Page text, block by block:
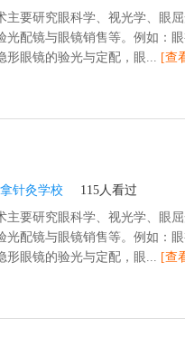
主要研究眼科学、视光学、眼
光配镜与眼镜销售等。例如：
形眼镜的验光与定配，眼... [查
针灸学校
115人看过
主要研究眼科学、视光学、眼
光配镜与眼镜销售等。例如：
形眼镜的验光与定配，眼... [查